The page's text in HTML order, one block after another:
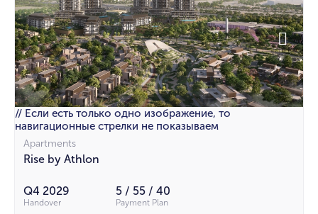
// Если есть только одно изображение, то
навигационные стрелки не показываем
Apartments
Rise by Athlon
Q4 2029
Handover
5 / 55 / 40
Payment Plan